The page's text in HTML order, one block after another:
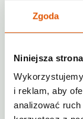
Zgoda
Niniejsza
i reklam, aby
analizować
remoncie
wyglądało
Wybierając